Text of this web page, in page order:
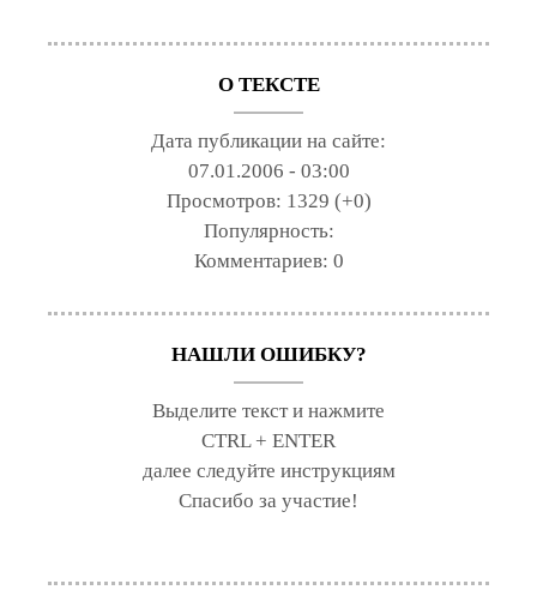
О ТЕКСТЕ
Дата публикации на сайте:
07.01.2006 - 03:00
Просмотров: 1329 (+0)
Популярность:
Комментариев: 0
НАШЛИ ОШИБКУ?
Выделите текст и нажмите
CTRL + ENTER
далее следуйте инструкциям
Спасибо за участие!